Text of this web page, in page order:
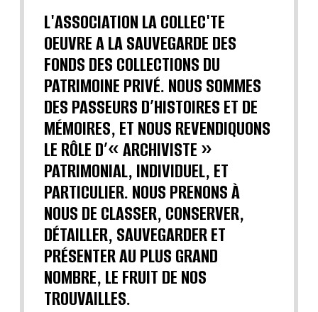
L'ASSOCIATION LA COLLEC'TE
OEUVRE A LA SAUVEGARDE DES
FONDS DES COLLECTIONS DU
PATRIMOINE PRIVÉ. NOUS SOMMES
DES PASSEURS D’HISTOIRES ET DE
MÉMOIRES, ET NOUS REVENDIQUONS
LE RÔLE D’« ARCHIVISTE »
PATRIMONIAL, INDIVIDUEL, ET
PARTICULIER. NOUS PRENONS À
NOUS DE CLASSER, CONSERVER,
DÉTAILLER, SAUVEGARDER ET
PRÉSENTER AU PLUS GRAND
NOMBRE, LE FRUIT DE NOS
TROUVAILLES.